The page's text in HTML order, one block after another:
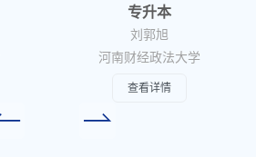
专升本
刘郭旭
河南财经政法大学
查看详情